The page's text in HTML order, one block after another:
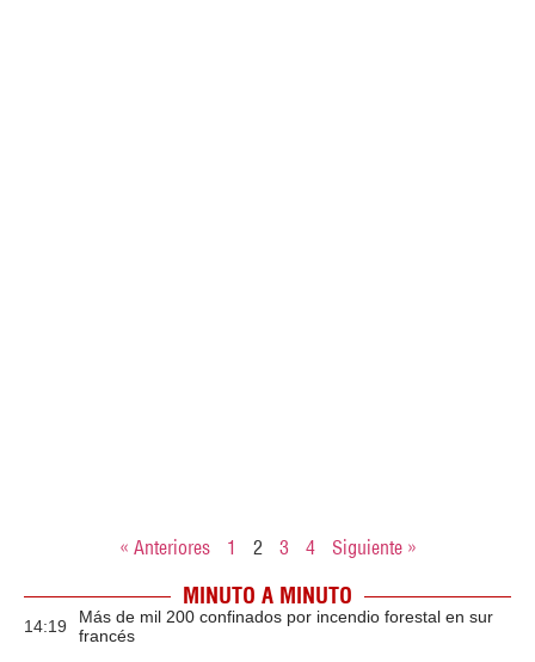
« Anteriores 1 2 3 4 Siguiente »
MINUTO A MINUTO
14:19
Más de mil 200 confinados por incendio forestal en sur
francés